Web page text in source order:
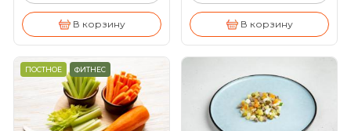
В корзину В корзину
ПОСТНОЕ ФИТНЕС